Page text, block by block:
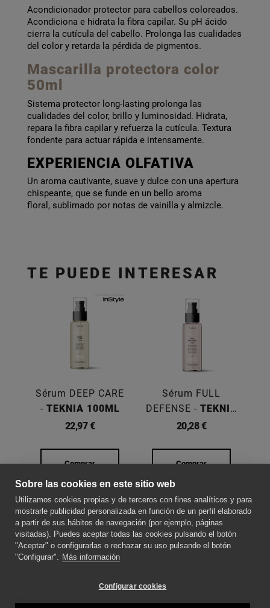
Acondicionador protector para cabellos coloreados.
Acondiciona e hidrata la fibra capilar. Su pH ácido
cierra la cutícula del cabello. Prolonga las cualidades
del color y retarda la pérdida de pigmentos.
Mascarilla protectora color
50ml
Sistema protector long-lasting prolonga las
cualidades del color, brillo y luminosidad. Hidrata,
repara la fibra capilar y refuerza la cutícula. Textura
fondente para actuar rápida e intensamente.
EXPERIENCIA OLFATIVA
Un aroma cautivante, suave y dulce con una apertura
chispeante, que se funde en un bello aroma
floral, sublimado por notas de vainilla y almizcle.
TE PUEDE INTERESAR
Sérum DEEP CARE
- TEKNIA 100ML
22,97 €
Comprar
Sérum FULL
DEFENSE - TEKNIA
100ML
20,28 €
Comprar
SOBRE NOSOTROS
CONTACTE CON NOSOTROS
Sobre las cookies en este sitio web
Utilizamos cookies propias y de terceros con fines analíticos y para
mostrarle publicidad personalizada en función de un perfil elaborado
a partir de sus hábitos de navegación (por ejemplo, páginas
visitadas). Puedes aceptar todas las cookies pulsando el botón
"Aceptar" o configurarlas o rechazar su uso pulsando el botón
"Configurar". Más información
Configurar cookies